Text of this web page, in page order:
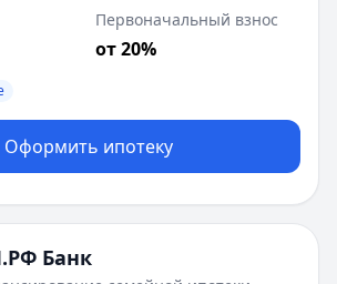
Первоначальный взнос
от 20%
Оформить ипотеку
Банк